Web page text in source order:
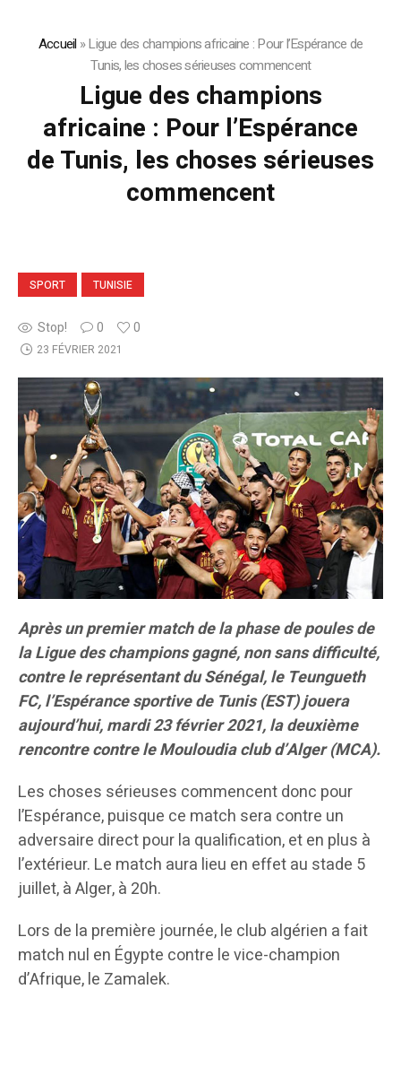
Accueil »Ligue des champions africaine : Pour l’Espérance de
Tunis, les choses sérieuses commencent
Ligue des champions
africaine : Pour l’Espérance
de Tunis, les choses sérieuses
commencent
SPORT TUNISIE
Stop! 0 0
23 FÉVRIER 2021
Après un premier match de la phase de poules de
la Ligue des champions gagné, non sans difficulté,
contre le représentant du Sénégal, le Teungueth
FC, l’Espérance sportive de Tunis (EST) jouera
aujourd’hui, mardi 23 février 2021, la deuxième
rencontre contre le Mouloudia club d’Alger (MCA).
Les choses sérieuses commencent donc pour
l’Espérance, puisque ce match sera contre un
adversaire direct pour la qualification, et en plus à
l’extérieur. Le match aura lieu en effet au stade 5
juillet, à Alger, à 20h.
Lors de la première journée, le club algérien a fait
match nul en Égypte contre le vice-champion
d’Afrique, le Zamalek.